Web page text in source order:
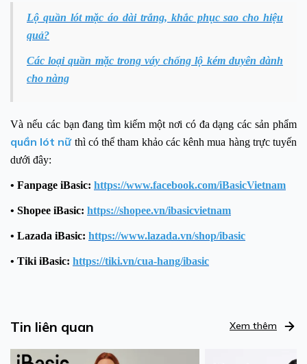
Lộ quần lót mặc áo dài trắng, khắc phục sao cho hiệu
quả?
Các loại quần mặc trong váy chống lộ kém duyên dành
cho nàng
Và nếu các bạn đang tìm kiếm một nơi có đa dạng các sản phẩm
quần lót nữ thì có thể tham khảo các kênh mua hàng trực tuyến
dưới đây:
• Fanpage iBasic: https://www.facebook.com/iBasicVietnam
• Shopee iBasic: https://shopee.vn/ibasicvietnam
• Lazada iBasic: https://www.lazada.vn/shop/ibasic
• Tiki iBasic: https://tiki.vn/cua-hang/ibasic
Tin liên quan Xem thêm